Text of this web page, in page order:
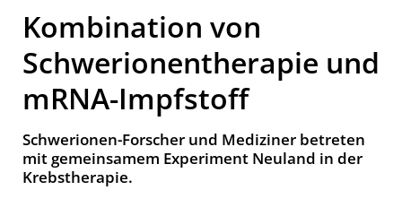
Kombination von
Schwerionentherapie und
mRNA-Impfstoff
Schwerionen-Forscher und Mediziner betreten
mit gemeinsamem Experiment Neuland in der
Krebstherapie.